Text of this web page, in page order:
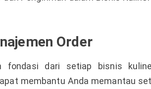
Order
fondasi dari setiap bisnis
membantu Anda memantau